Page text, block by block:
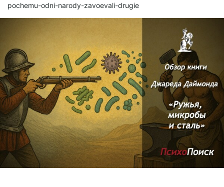
pochemu-odni-narody-zavoevali-drugie